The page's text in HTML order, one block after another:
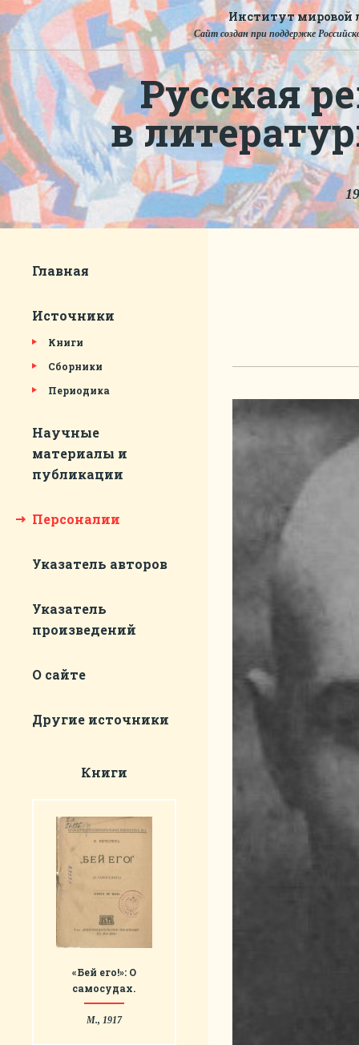
Институт мировой
Сайт создан при поддержке
Русская
в
Главная
Источники
Книги
Сборники
Периодика
Научные
материалы и
публикации
Персоналии
Указатель авторов
Указатель
произведений
О сайте
Другие источники
Книги
«Бей его!»: О
самосудах.
М., 1917